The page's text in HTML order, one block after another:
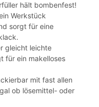
hält bombenfest!
Werkstück
sorgt für eine
gleicht leichte
für ein makelloses
mit fast allen
ob lösemittel- oder